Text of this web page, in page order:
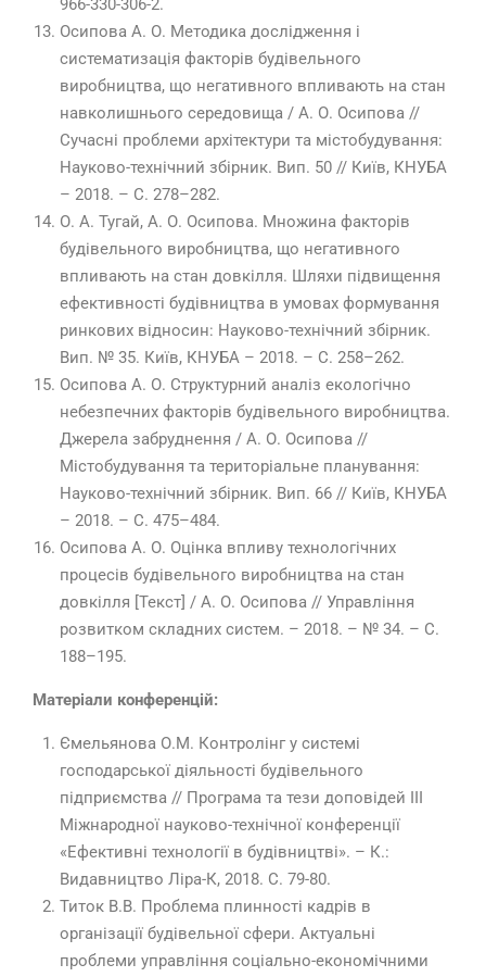
966-330-306-2.
Осипова А. О. Методика дослідження і
систематизація факторів будівельного
виробництва, що негативного впливають на стан
навколишнього середовища / А. О. Осипова //
Сучасні проблеми архітектури та містобудування:
Науково-технічний збірник. Вип. 50 // Київ, КНУБА
– 2018. – С. 278–282.
О. А. Тугай, А. О. Осипова. Множина факторів
будівельного виробництва, що негативного
впливають на стан довкілля. Шляхи підвищення
ефективності будівництва в умовах формування
ринкових відносин: Науково-технічний збірник.
Вип. № 35. Київ, КНУБА – 2018. – С. 258–262.
Осипова А. О. Структурний аналіз екологічно
небезпечних факторів будівельного виробництва.
Джерела забруднення / А. О. Осипова //
Містобудування та територіальне планування:
Науково-технічний збірник. Вип. 66 // Київ, КНУБА
– 2018. – С. 475–484.
Осипова А. О. Оцінка впливу технологічних
процесів будівельного виробництва на стан
довкілля [Текст] / А. О. Осипова // Управління
розвитком складних систем. – 2018. – № 34. – С.
188–195.
Матеріали конференцій:
Ємельянова О.М. Контролінг у системі
господарської діяльності будівельного
підприємства // Програма та тези доповідей IІІ
Міжнародної науково-технічної конференції
«Ефективні технології в будівництві». – К.:
Видавництво Ліра-К, 2018. С. 79-80.
Титок В.В. Проблема плинності кадрів в
організації будівельної сфери. Актуальні
проблеми управління соціально-економічними